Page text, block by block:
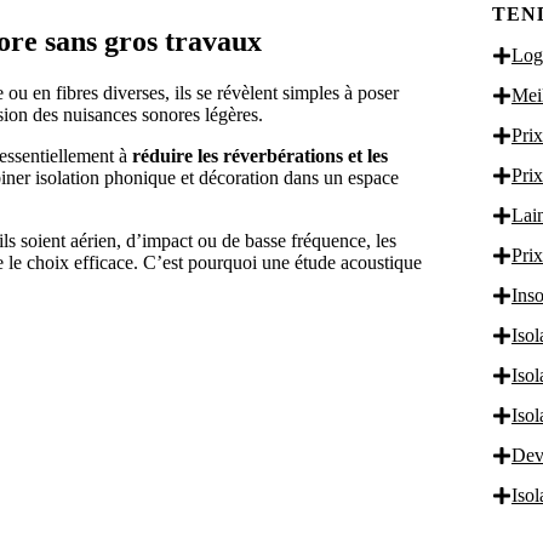
sans gros travaux
en fibres diverses, ils se révèlent simples à poser
des nuisances sonores légères.
à réduire les réverbérations et les
isolation phonique et décoration dans un espace
soient aérien, d’impact ou de basse fréquence, les
choix efficace. C’est pourquoi une étude acoustique